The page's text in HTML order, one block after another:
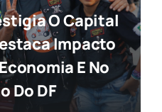
O Capital
Impacto
E No
Do DF